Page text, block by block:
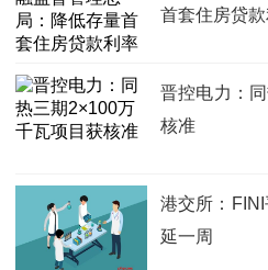
首套住房贷
晋控电力：
核准
港交所：
延一周